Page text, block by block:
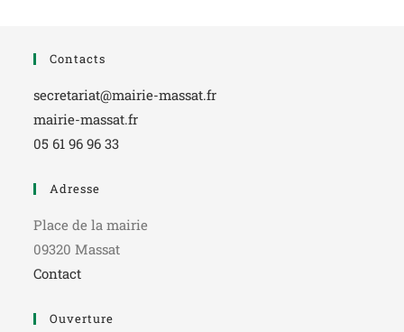
Contacts
secretariat@mairie-massat.fr
mairie-massat.fr
05 61 96 96 33
Adresse
Place de la mairie
09320 Massat
Contact
Ouverture